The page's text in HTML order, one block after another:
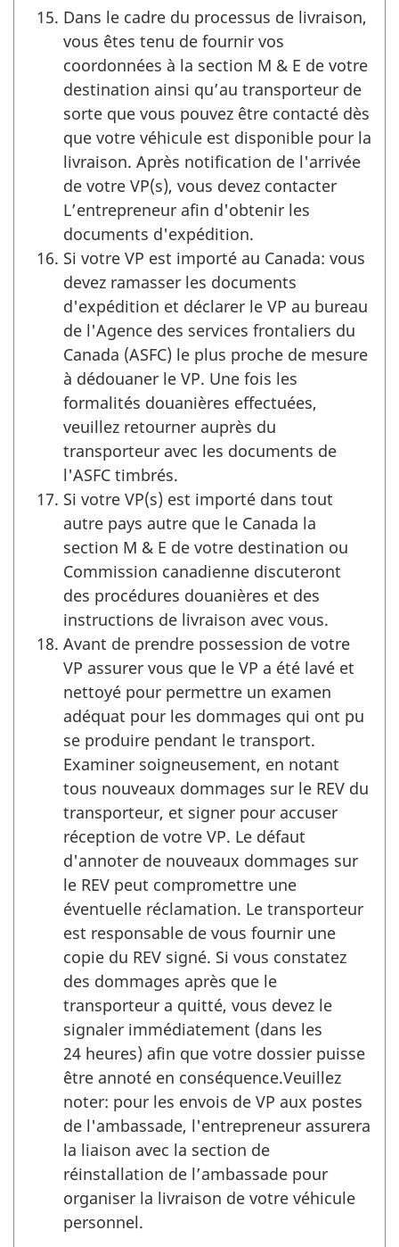
Dans le cadre du processus de livraison,
vous êtes tenu de fournir vos
coordonnées à la section M & E de votre
destination ainsi qu’au transporteur de
sorte que vous pouvez être contacté dès
que votre véhicule est disponible pour la
livraison. Après notification de l'arrivée
de votre VP(s), vous devez contacter
L’entrepreneur afin d'obtenir les
documents d'expédition.
Si votre VP est importé au Canada: vous
devez ramasser les documents
d'expédition et déclarer le VP au bureau
de l'Agence des services frontaliers du
Canada (ASFC) le plus proche de mesure
à dédouaner le VP. Une fois les
formalités douanières effectuées,
veuillez retourner auprès du
transporteur avec les documents de
l'ASFC timbrés.
Si votre VP(s) est importé dans tout
autre pays autre que le Canada la
section M & E de votre destination ou
Commission canadienne discuteront
des procédures douanières et des
instructions de livraison avec vous.
Avant de prendre possession de votre
VP assurer vous que le VP a été lavé et
nettoyé pour permettre un examen
adéquat pour les dommages qui ont pu
se produire pendant le transport.
Examiner soigneusement, en notant
tous nouveaux dommages sur le REV du
transporteur, et signer pour accuser
réception de votre VP. Le défaut
d'annoter de nouveaux dommages sur
le REV peut compromettre une
éventuelle réclamation. Le transporteur
est responsable de vous fournir une
copie du REV signé. Si vous constatez
des dommages après que le
transporteur a quitté, vous devez le
signaler immédiatement (dans les
24 heures) afin que votre dossier puisse
être annoté en conséquence.Veuillez
noter: pour les envois de VP aux postes
de l'ambassade, l'entrepreneur assurera
la liaison avec la section de
réinstallation de l’ambassade pour
organiser la livraison de votre véhicule
personnel.